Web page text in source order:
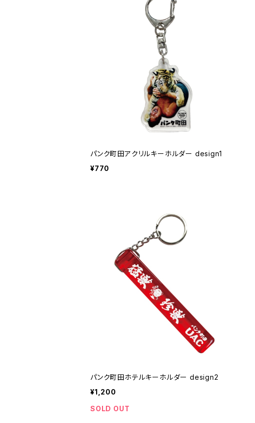
パンク町田アクリルキーホルダー design1
¥770
パンク町田ホテルキーホルダー design2
¥1,200
SOLD OUT